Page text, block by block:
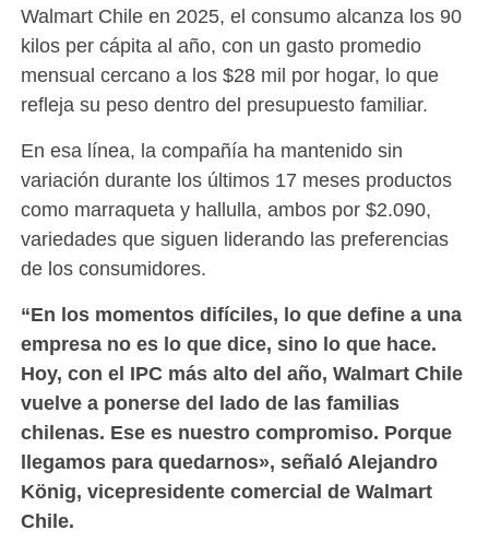
Walmart Chile en 2025, el consumo alcanza los 90
kilos per cápita al año, con un gasto promedio
mensual cercano a los $28 mil por hogar, lo que
refleja su peso dentro del presupuesto familiar.
En esa línea, la compañía ha mantenido sin
variación durante los últimos 17 meses productos
como marraqueta y hallulla, ambos por $2.090,
variedades que siguen liderando las preferencias
de los consumidores.
“En los momentos difíciles, lo que define a una
empresa no es lo que dice, sino lo que hace.
Hoy, con el IPC más alto del año, Walmart Chile
vuelve a ponerse del lado de las familias
chilenas. Ese es nuestro compromiso. Porque
llegamos para quedarnos», señaló Alejandro
König, vicepresidente comercial de Walmart
Chile.